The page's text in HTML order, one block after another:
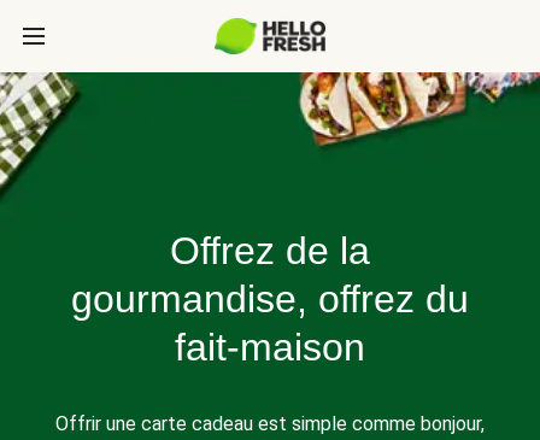
Offrez de la
gourmandise, offrez du
fait-maison
Offrir une carte cadeau est simple comme bonjour,